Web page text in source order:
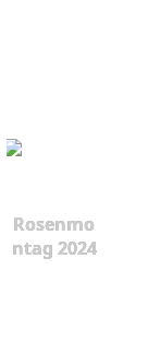
Rosenmo
ntag 2024